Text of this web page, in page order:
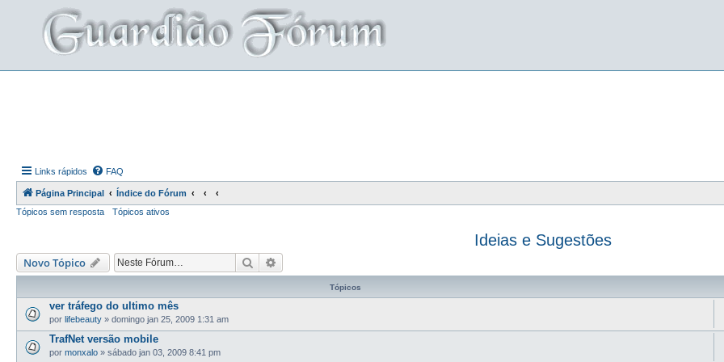
Links rápidos FAQ
Página Principal
Índice do Fórum
Tópicos sem resposta
Tópicos ativos
Ideias e Sugestões
Novo Tópico Pesquisar
Tópicos
ver tráfego do ultimo mês
por lifebeauty » domingo jan 25, 2009 1:31 am
TrafNet versão mobile
por monxalo » sábado jan 03, 2009 8:41 pm